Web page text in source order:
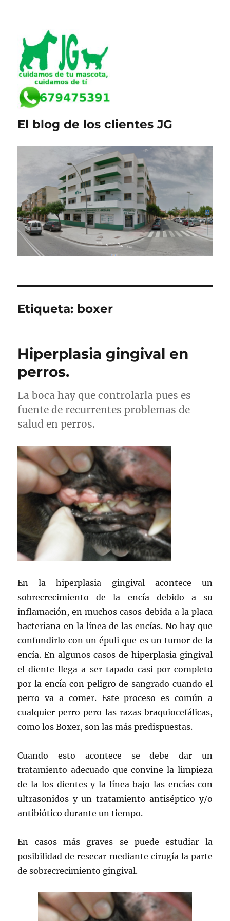
El blog de los clientes JG
Etiqueta: boxer
Hiperplasia gingival en
perros.
La boca hay que controlarla pues es
fuente de recurrentes problemas de
salud en perros.
En la hiperplasia gingival acontece un
sobrecrecimiento de la encía debido a su
inflamación, en muchos casos debida a la placa
bacteriana en la línea de las encías. No hay que
confundirlo con un épuli que es un tumor de la
encía. En algunos casos de hiperplasia gingival
el diente llega a ser tapado casi por completo
por la encía con peligro de sangrado cuando el
perro va a comer. Este proceso es común a
cualquier perro pero las razas braquiocefálicas,
como los Boxer, son las más predispuestas.
Cuando esto acontece se debe dar un
tratamiento adecuado que convine la limpieza
de la los dientes y la línea bajo las encías con
ultrasonidos y un tratamiento antiséptico y/o
antibiótico durante un tiempo.
En casos más graves se puede estudiar la
posibilidad de resecar mediante cirugía la parte
de sobrecrecimiento gingival.